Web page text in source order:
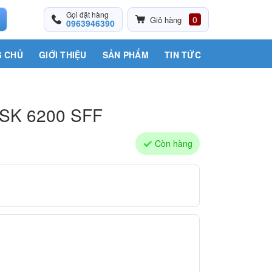
Gọi đặt hàng
0963946390 Giỏ hàng 0
CHỦ GIỚI THIỆU SẢN PHẨM TIN TỨC
6200 SFF
Còn hàng